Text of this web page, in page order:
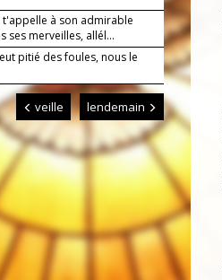
t'appelle à son admirable
ses merveilles, allél...
pitié des foules, nous le
veille lendemain